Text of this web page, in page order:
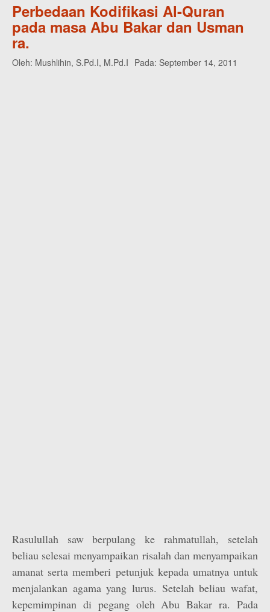
Perbedaan Kodifikasi Al-Quran
pada masa Abu Bakar dan Usman
ra.
Oleh: Mushlihin, S.Pd.I, M.Pd.I Pada: September 14, 2011
Rasulullah saw berpulang ke rahmatullah, setelah
beliau selesai menyampaikan risalah dan menyampaikan
amanat serta memberi petunjuk kepada umatnya untuk
menjalankan agama yang lurus. Setelah beliau wafat,
kepemimpinan di pegang oleh Abu Bakar ra. Pada